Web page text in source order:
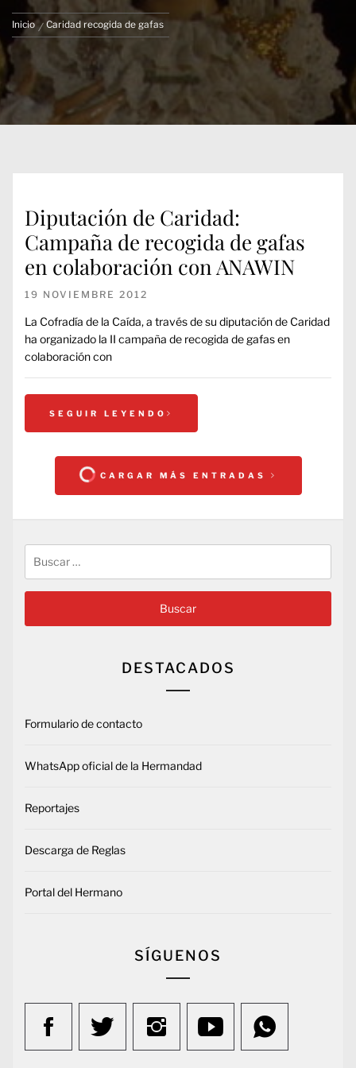
Inicio Caridad recogida de gafas
Diputación de Caridad:
Campaña de recogida de gafas
en colaboración con ANAWIN
19 NOVIEMBRE 2012
La Cofradía de la Caída, a través de su diputación de Caridad
ha organizado la II campaña de recogida de gafas en
colaboración con
SEGUIR LEYENDO
CARGAR MÁS ENTRADAS
DESTACADOS
Formulario de contacto
WhatsApp oficial de la Hermandad
Reportajes
Descarga de Reglas
Portal del Hermano
SÍGUENOS